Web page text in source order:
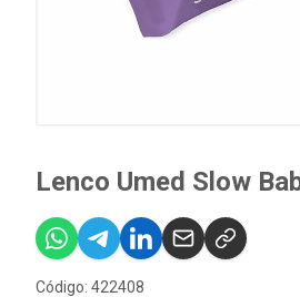
Lenco Umed Slow
Código: 422408